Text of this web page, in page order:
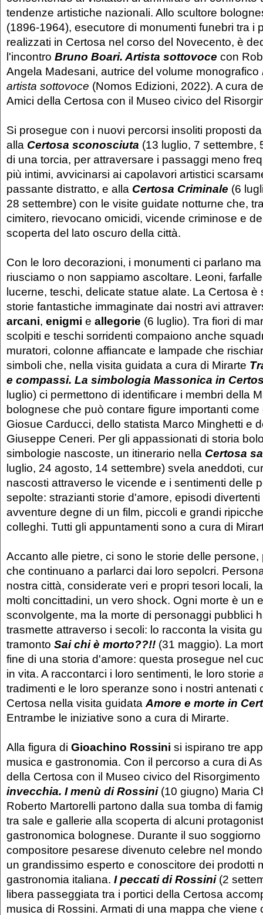
tendenze artistiche nazionali. Allo scultore
(1896-1964), esecutore di monumenti funebri tra i
realizzati in Certosa nel corso del Novecento, è
l'incontro Bruno Boari. Artista sottovoce con
Angela Madesani, autrice del volume monografico
artista sottovoce (Nomos Edizioni, 2022). A cura
Amici della Certosa con il Museo civico del
Si prosegue con i nuovi percorsi insoliti proposti
alla Certosa sconosciuta (13 luglio, 7 settembre,
di una torcia, per attraversare i passaggi meno
più intimi, avvicinarsi ai capolavori artistici
passante distratto, e alla Certosa Criminale (6
28 settembre) con le visite guidate notturne che,
cimitero, rievocano omicidi, vicende criminose e
scoperta del lato oscuro della città.
Con le loro decorazioni, i monumenti ci parlano
riusciamo o non sappiamo ascoltare. Leoni,
lucerne, teschi, delicate statue alate. La Certosa è
storie fantastiche immaginate dai nostri avi
arcani, enigmi e allegorie (6 luglio). Tra fiori di
scolpiti e teschi sorridenti compaiono anche
muratori, colonne affiancate e lampade che
simboli che, nella visita guidata a cura di Mirarte
e compassi. La simbologia Massonica in
luglio) ci permettono di identificare i membri della
bolognese che può contare figure importanti
Giosue Carducci, dello statista Marco Minghetti e
Giuseppe Ceneri. Per gli appassionati di storia
simbologie nascoste, un itinerario nella Certosa
luglio, 24 agosto, 14 settembre) svela aneddoti,
nascosti attraverso le vicende e i sentimenti delle
sepolte: strazianti storie d'amore, episodi
avventure degne di un film, piccoli e grandi
colleghi. Tutti gli appuntamenti sono a cura di
Accanto alle pietre, ci sono le storie delle persone,
che continuano a parlarci dai loro sepolcri.
nostra città, considerate veri e propri tesori locali,
molti concittadini, un vero shock. Ogni morte è un
sconvolgente, ma la morte di personaggi pubblici
trasmette attraverso i secoli: lo racconta la visita
tramonto Sai chi è morto??!! (31 maggio). La
fine di una storia d'amore: questa prosegue nel
in vita. A raccontarci i loro sentimenti, le loro storie
tradimenti e le loro speranze sono i nostri antenati
Certosa nella visita guidata Amore e morte in
Entrambe le iniziative sono a cura di Mirarte.
Alla figura di Gioachino Rossini si ispirano tre
musica e gastronomia. Con il percorso a cura di
della Certosa con il Museo civico del Risorgimento
invecchia. I menù di Rossini (10 giugno) Maria
Roberto Martorelli partono dalla sua tomba di
tra sale e gallerie alla scoperta di alcuni
gastronomica bolognese. Durante il suo
compositore pesarese divenuto celebre nel
un grandissimo esperto e conoscitore dei prodotti
gastronomia italiana. I peccati di Rossini (2
libera passeggiata tra i portici della Certosa
musica di Rossini. Armati di una mappa che viene